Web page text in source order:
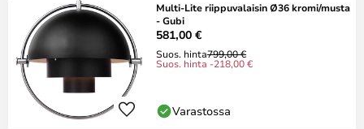
Multi-Lite riippuvalaisin Ø36 kromi/musta
- Gubi
581,00 €
Suos. hinta799,00 €
Suos. hinta -218,00 €
Varastossa